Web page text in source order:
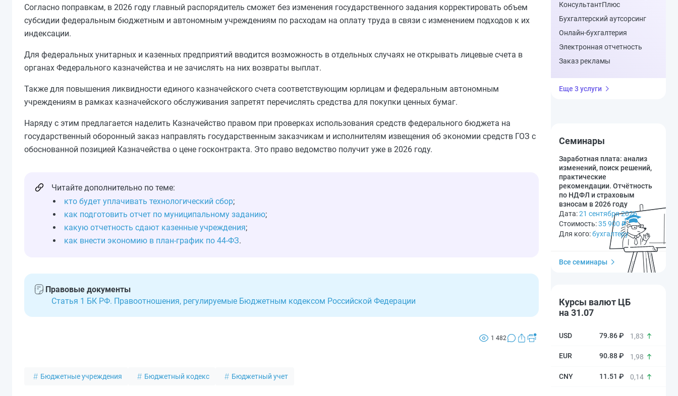
Согласно поправкам, в 2026 году главный распорядитель сможет без изменения государственного задания корректировать объем
субсидии федеральным бюджетным и автономным учреждениям по расходам на оплату труда в связи с изменением подходов к их
индексации.
Для федеральных унитарных и казенных предприятий вводится возможность в отдельных случаях не открывать лицевые счета в
органах Федерального казначейства и не зачислять на них возвраты выплат.
Также для повышения ликвидности единого казначейского счета соответствующим юрлицам и федеральным автономным
учреждениям в рамках казначейского обслуживания запретят перечислять средства для покупки ценных бумаг.
Наряду с этим предлагается наделить Казначейство правом при проверках использования средств федерального бюджета на
государственный оборонный заказ направлять государственным заказчикам и исполнителям извещения об экономии средств ГОЗ с
обоснованной позицией Казначейства о цене госконтракта. Это право ведомство получит уже в 2026 году.
Читайте дополнительно по теме:
кто будет уплачивать технологический сбор;
как подготовить отчет по муниципальному заданию;
какую отчетность сдают казенные учреждения;
как внести экономию в план-график по 44-ФЗ.
Правовые документы
Статья 1 БК РФ. Правоотношения, регулируемые Бюджетным кодексом Российской Федерации
1 482
Бюджетные учреждения Бюджетный кодекс Бюджетный учет
КонсультантПлюс
Бухгалтерский аутсорсинг
Онлайн-бухгалтерия
Электронная отчетность
Заказ рекламы
Еще 3 услуги
Семинары
Заработная плата: анализ
изменений, поиск решений,
практические
рекомендации. Отчётность
по НДФЛ и страховым
взносам в 2026 году
Дата:21 сентября 2026
Стоимость:35 900 ₽
Для кого:бухгалтеру
Все семинары
Курсы валют ЦБ
на 31.07
79.86 ₽ 1,83
90.88 ₽ 1,98
11.51 ₽ 0,14